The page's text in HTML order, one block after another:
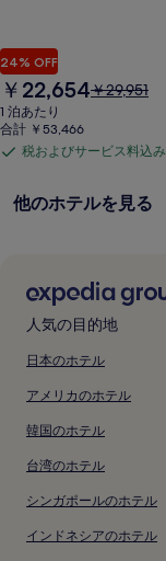
24% OFF
現
在
の
料
￥22,654
￥22,654以
料
￥29,951、
金
に
つ
て
詳
細
を
表
￥29,951
1 泊あたり
合計 ￥53,466
税
よ
税およびサービス料込み
他のホテルを見る
人気の目的地
日本のホテル
アメリカのホテル
韓国のホテル
台湾のホテル
シンガポールのホテル
インドネシアのホテル